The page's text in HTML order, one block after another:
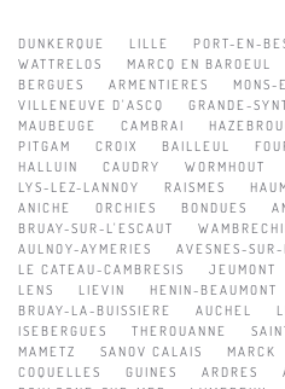
DUNKERQUE LILLE PORT-EN-
WATTRELOS
MARCQ EN BAROEUL
BERGUES
ARMENTIERES MONS-
VILLENEUVE D'ASCQ
GRANDE-
MAUBEUGE
CAMBRAI
PITGAM
CROIX BAILLEUL
HALLUIN
CAUDRY WORMHOUT
LYS-LEZ-LANNOY
RAISMES
ANICHE
ORCHIES BONDUES
BRUAY-SUR-L'ESCAUT
AULNOY-AYMERIES
AVESNES-
LE CATEAU-CAMBRESIS
JEUMONT
LENS
LIEVIN HENIN-BEAUMONT
BRUAY-LA-BUISSIERE
AUCHEL
ISEBERGUES
THEROUANNE
MAMETZ
SANOV CALAIS MARCK
COQUELLES
GUINES ARDRES